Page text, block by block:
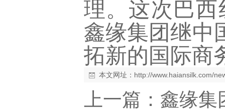
理。这次巴
鑫缘集团继中
拓新的国际商
本文网址： http://www.haiansilk.com/
上一篇： 鑫缘集